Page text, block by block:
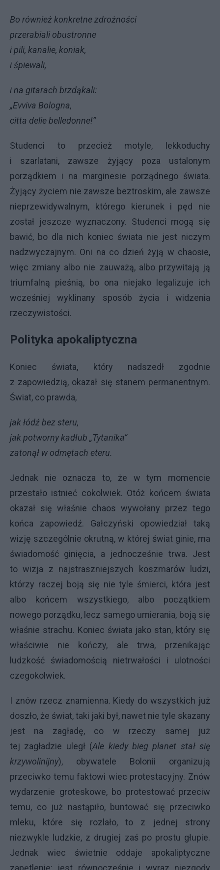
Bo również konkretne zdrożności
przerabiali obustronne
i pili, kanalie, koniak,
i śpiewali,
i na gitarach brzdąkali:
„Evviva Bologna,
citta delie belledonne!”
Studenci to przecież motyle, lekkoduchy
i szarlatani, zawsze żyjący poza ustalonym
porządkiem i na marginesie porządnego świata.
Żyjący życiem nie zawsze beztroskim, ale zawsze
nieprzewidywalnym, którego kierunek i pęd nie
został jeszcze wyznaczony. Studenci mogą się
bawić, bo dla nich koniec świata nie jest niczym
nadzwyczajnym. Oni na co dzień żyją w chaosie,
więc zmiany albo nie zauważą, albo przywitają ją
triumfalną pieśnią, bo ona niejako legalizuje ich
wcześniej wyklinany sposób życia i widzenia
rzeczywistości.
Polityka apokaliptyczna
Koniec świata, który nadszedł zgodnie
z zapowiedzią, okazał się stanem permanentnym.
Świat, co prawda,
jak łódź bez steru,
jak potworny kadłub „Tytanika”
zatonął w odmętach eteru.
Jednak nie oznacza to, że w tym momencie
przestało istnieć cokolwiek. Otóż końcem świata
okazał się właśnie chaos wywołany przez tego
końca zapowiedź. Gałczyński opowiedział taką
wizję szczególnie okrutną, w której świat ginie, ma
świadomość ginięcia, a jednocześnie trwa. Jest
to wizja z najstraszniejszych koszmarów ludzi,
którzy raczej boją się nie tyle śmierci, która jest
albo końcem wszystkiego, albo początkiem
nowego porządku, lecz samego umierania, boją się
właśnie strachu. Koniec świata jako stan, który się
właściwie nie kończy, ale trwa, przenikając
ludzkość świadomością nietrwałości i ulotności
czegokolwiek.
I znów rzecz znamienna. Kiedy do wszystkich już
doszło, że świat, taki jaki był, nawet nie tyle skazany
jest na zagładę, co w rzeczy samej już
tej zagładzie uległ (Ale kiedy bieg planet stał się
krzywolinijny), obywatele Bolonii organizują
przeciwko temu faktowi wiec protestacyjny. Znów
wydarzenie groteskowe, bo protestować przeciw
temu, co już nastąpiło, buntować się przeciwko
mleku, które się rozlało, to z jednej strony
niezwykle ludzkie, z drugiej zaś po prostu głupie.
Jednak wiec świetnie oddaje apokaliptyczne
zapętlenie: jest równocześnie i wyraz niezgody